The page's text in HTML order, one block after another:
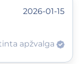
2026-01-15
apžvalga